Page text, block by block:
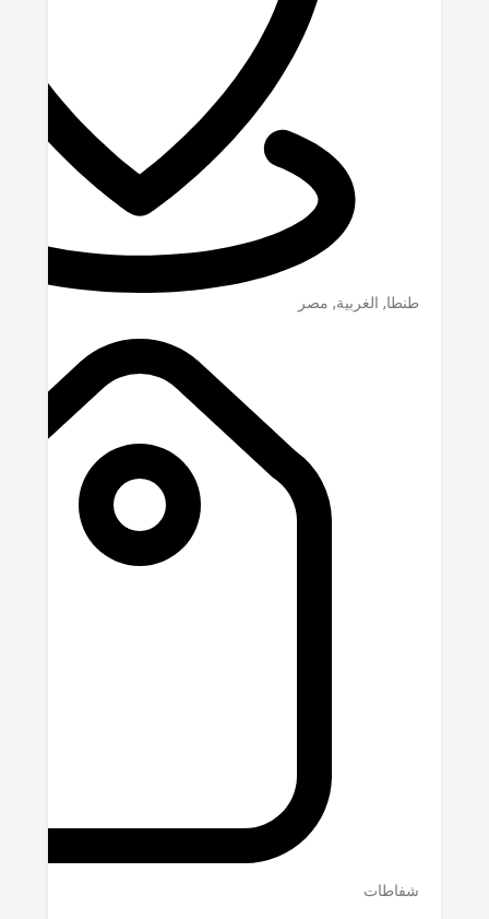
طنطا, الغربية, مصر
شفاطات